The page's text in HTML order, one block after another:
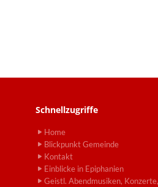
Schnellzugriffe
Home
Blickpunkt Gemeinde
Kontakt
Einblicke in Epiphanien
Geistl. Abendmusiken,